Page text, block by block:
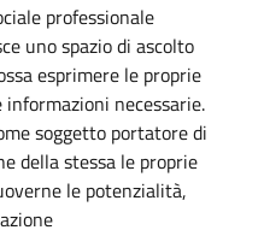
professionale
uno spazio di ascolto
esprimere le proprie
necessarie.
soggetto portatore di
della stessa le proprie
le potenzialità,